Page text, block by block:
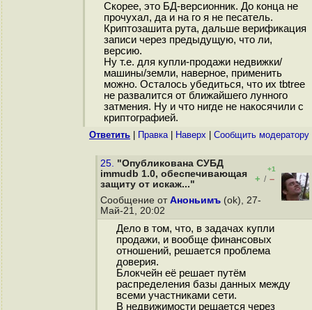
Скорее, это БД-версионник. До конца не
прочухал, да и на го я не песатель.
Криптозашита рута, дальше верификация
записи через предыдущую, что ли,
версию.
Ну т.е. для купли-продажи недвижки/
машины/земли, наверное, применить
можно. Осталось убедиться, что их tbtree
не развалится от ближайшего лунного
затмения. Ну и что нигде не накосячили с
криптографией.
Ответить Правка| Наверх Cообщить модератору
25. "Опубликована СУБД
immudb 1.0, обеспечивающая
защиту от искаж..."
+1
+ / –
Сообщение от Аноньимъ (ok), 27-
Май-21, 20:02
Дело в том, что, в задачах купли
продажи, и вообще финансовых
отношений, решается проблема
доверия.
Блокчейн её решает путём
распределения базы данных между
всеми участниками сети.
В недвижимости решается через